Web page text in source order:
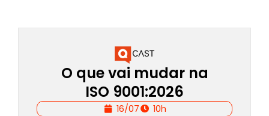
O que vai mudar na
ISO 9001:2026
16/07 10h